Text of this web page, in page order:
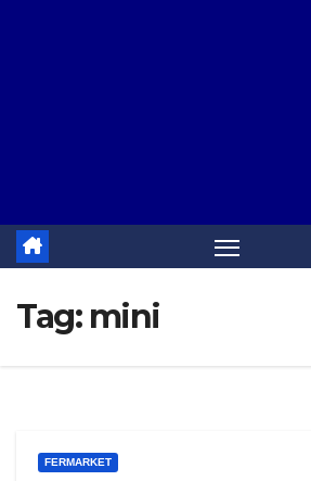
Tag: mini
FERMARKET